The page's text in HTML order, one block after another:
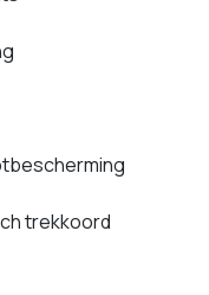
trekkoord